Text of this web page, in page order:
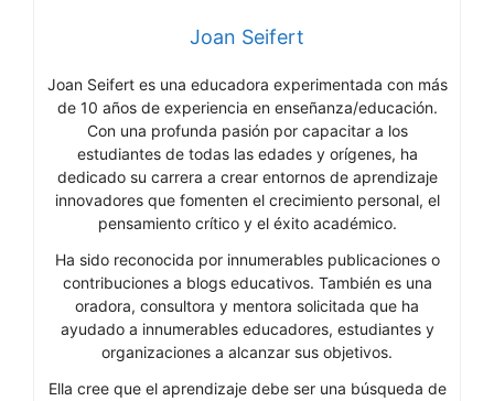
Joan Seifert
Joan Seifert es una educadora experimentada con más
de 10 años de experiencia en enseñanza/educación.
Con una profunda pasión por capacitar a los
estudiantes de todas las edades y orígenes, ha
dedicado su carrera a crear entornos de aprendizaje
innovadores que fomenten el crecimiento personal, el
pensamiento crítico y el éxito académico.
Ha sido reconocida por innumerables publicaciones o
contribuciones a blogs educativos. También es una
oradora, consultora y mentora solicitada que ha
ayudado a innumerables educadores, estudiantes y
organizaciones a alcanzar sus objetivos.
Ella cree que el aprendizaje debe ser una búsqueda de